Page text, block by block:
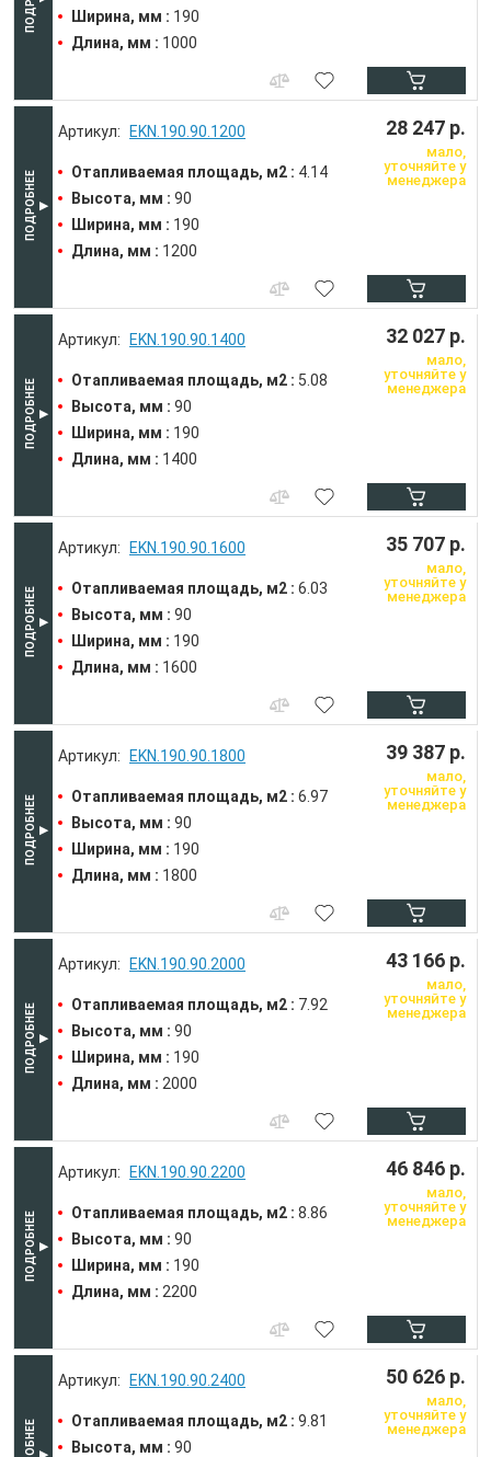
Ширина, мм : 190
Длина, мм : 1000
EKN.190.90.1200
Отапливаемая площадь, м2 : 4.14
Высота, мм : 90
Ширина, мм : 190
Длина, мм : 1200
28 247 р.
мало,
уточняйте у
менеджера
EKN.190.90.1400
Отапливаемая площадь, м2 : 5.08
Высота, мм : 90
Ширина, мм : 190
Длина, мм : 1400
32 027 р.
мало,
уточняйте у
менеджера
EKN.190.90.1600
Отапливаемая площадь, м2 : 6.03
Высота, мм : 90
Ширина, мм : 190
Длина, мм : 1600
35 707 р.
мало,
уточняйте у
менеджера
EKN.190.90.1800
Отапливаемая площадь, м2 : 6.97
Высота, мм : 90
Ширина, мм : 190
Длина, мм : 1800
39 387 р.
мало,
уточняйте у
менеджера
EKN.190.90.2000
Отапливаемая площадь, м2 : 7.92
Высота, мм : 90
Ширина, мм : 190
Длина, мм : 2000
43 166 р.
мало,
уточняйте у
менеджера
EKN.190.90.2200
Отапливаемая площадь, м2 : 8.86
Высота, мм : 90
Ширина, мм : 190
Длина, мм : 2200
46 846 р.
мало,
уточняйте у
менеджера
EKN.190.90.2400
Отапливаемая площадь, м2 : 9.81
Высота, мм : 90
50 626 р.
мало,
уточняйте у
менеджера